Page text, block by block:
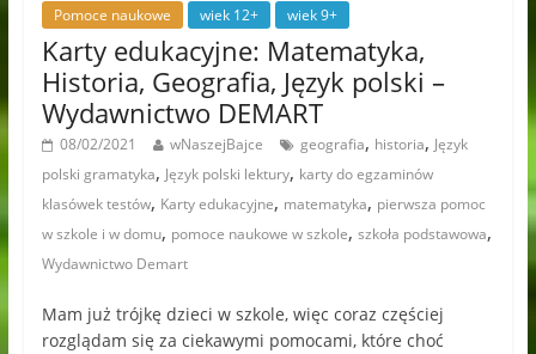
Pomoce naukowe wiek 12+ wiek 9+
Karty edukacyjne: Matematyka,
Historia, Geografia, Język polski –
Wydawnictwo DEMART
08/02/2021 wNaszejBajce geografia, historia, Język
polski gramatyka, Język polski lektury, karty do egzaminów
klasówek testów, Karty edukacyjne, matematyka, pierwsza pomoc
w szkole i w domu, pomoce naukowe w szkole, szkoła podstawowa,
Wydawnictwo Demart
Mam już trójkę dzieci w szkole, więc coraz częściej
rozglądam się za ciekawymi pomocami, które choć